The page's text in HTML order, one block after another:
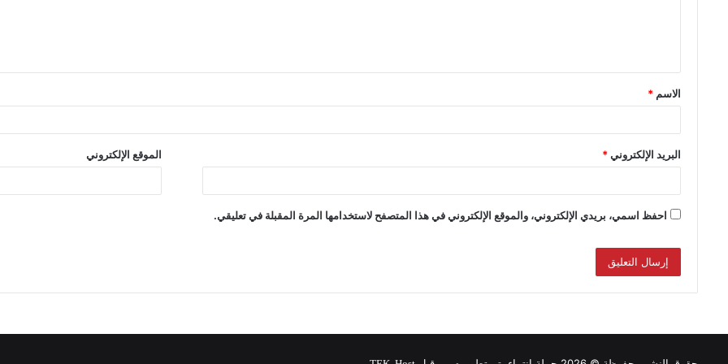
الاسم *
البريد الإلكتروني* الموقع الإلكتروني
احفظ اسمي، بريدي الإلكتروني، والموقع الإلكتروني في هذا المتصفح لاستخدامها المرة المقبلة في تعليقي.